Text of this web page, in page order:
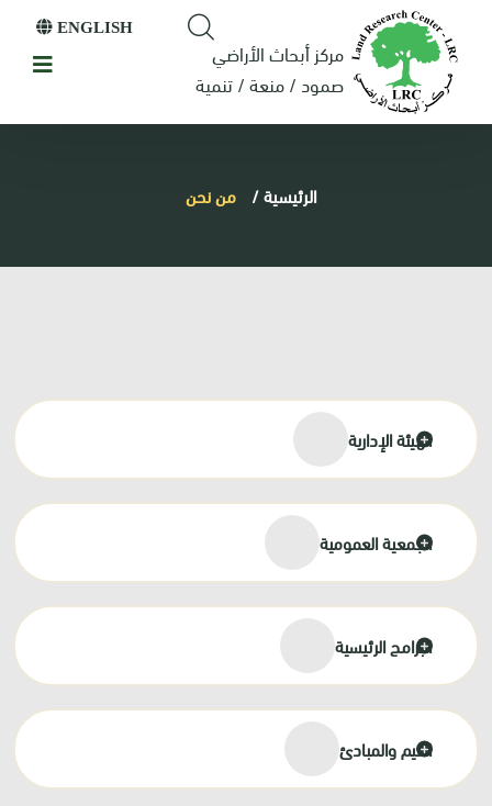
مركز أبحاث الأراضي
صمود / منعة / تنمية
ENGLISH
الرئيسية/ من نحن
الهيئة الإدارية
الجمعية العمومية
البرامج الرئيسية
القيم والمبادئ